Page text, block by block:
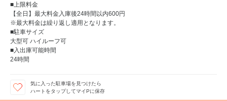
■上限料金
【全日】最大料金入庫後24時間以内600円
※最大料金は繰り返し適用となります。
■駐車サイズ
大型可 ハイルーフ可
■入出庫可能時間
24時間
気に入った駐車場を見つけたら
ハートをタップしてマイPに保存